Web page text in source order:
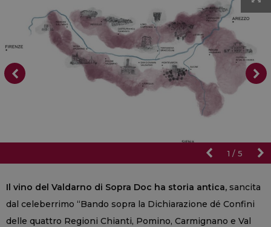
1 / 5
Il vino del Valdarno di Sopra Doc ha storia antica, sancita
dal celeberrimo “Bando sopra la Dichiarazione dé Confini
delle quattro Regioni Chianti, Pomino, Carmignano e Val